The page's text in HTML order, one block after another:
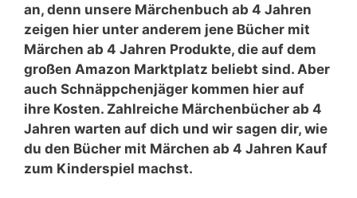
an, denn unsere Märchenbuch ab 4 Jahren
zeigen hier unter anderem jene Bücher mit
Märchen ab 4 Jahren Produkte, die auf dem
großen Amazon Marktplatz beliebt sind. Aber
auch Schnäppchenjäger kommen hier auf
ihre Kosten. Zahlreiche Märchenbücher ab 4
Jahren warten auf dich und wir sagen dir, wie
du den Bücher mit Märchen ab 4 Jahren Kauf
zum Kinderspiel machst.